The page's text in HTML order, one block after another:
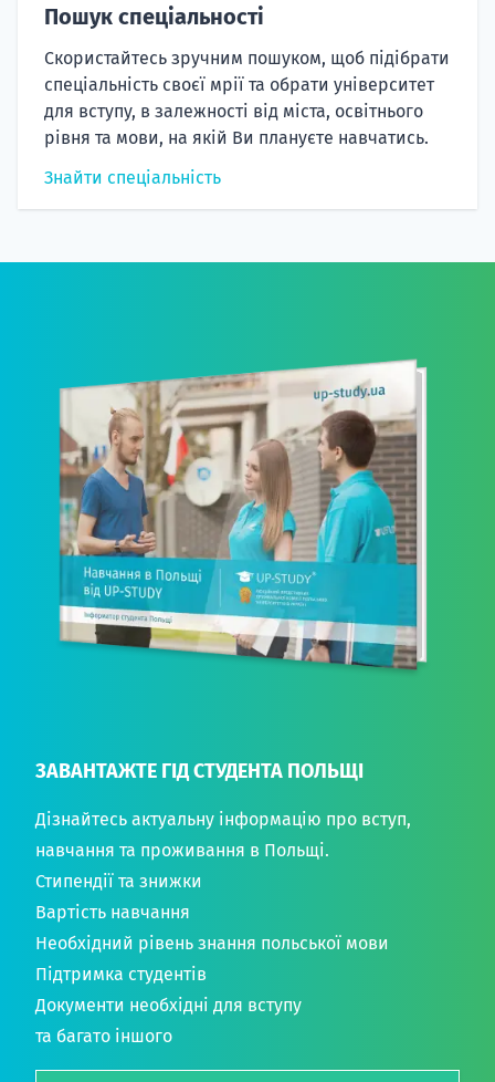
Пошук спеціальності
Скористайтесь зручним пошуком, щоб підібрати
спеціальність своєї мрії та обрати університет
для вступу, в залежності від міста, освітнього
рівня та мови, на якій Ви плануєте навчатись.
Знайти спеціальність
ЗАВАНТАЖТЕ ГІД СТУДЕНТА ПОЛЬЩІ
Дізнайтесь актуальну інформацію про вступ,
навчання та проживання в Польщі.
Стипендії та знижки
Вартість навчання
Необхідний рівень знання польської мови
Підтримка студентів
Документи необхідні для вступу
та багато іншого